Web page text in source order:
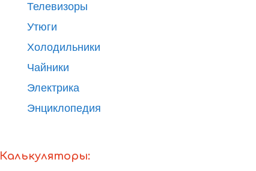
Телевизоры
Утюги
Холодильники
Чайники
Электрика
Энциклопедия
Калькуляторы: